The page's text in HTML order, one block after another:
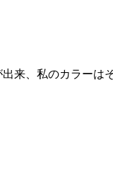
来、私のカラーは